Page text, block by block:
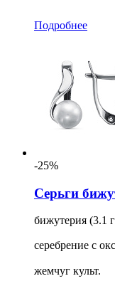
Подробнее
-25%
Серьги
бижутерия (3.1
серебрение с
жемчуг культ.